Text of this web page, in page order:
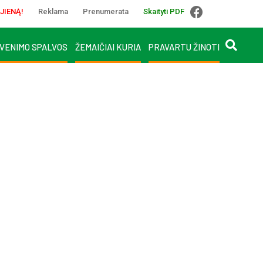
Reklama Prenumerata Skaityti PDF
SPALVOS ŽEMAIČIAI KURIA PRAVARTU ŽINOTI